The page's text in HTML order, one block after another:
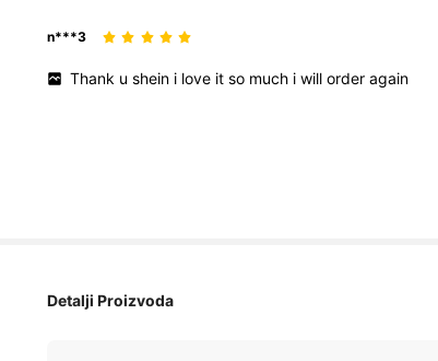
n***3
Thank ushein i love itso much iwillorderagain
Detalji Proizvoda